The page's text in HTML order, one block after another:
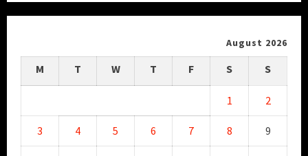
August 2026
M T W T F S S
1 2
3 4 5 6 7 8 9